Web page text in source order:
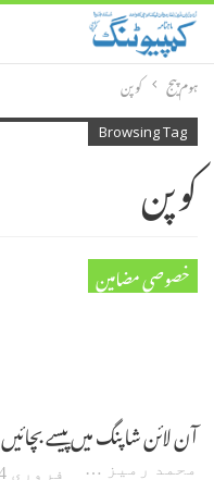
ہوم پیج کوپن
Browsing Tag
کوپن
خصوصی مضامین
آن لائن شاپنگ میں پیسے بچائیں
محمد رمیز حنیف فروری 24، 2016